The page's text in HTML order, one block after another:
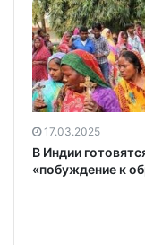
17.03.2025
В Индии
«побуждение к